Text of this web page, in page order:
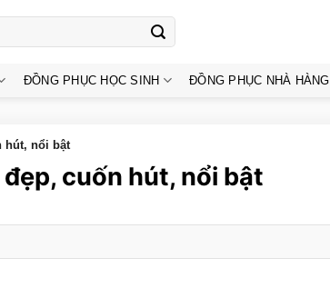
ĐỒNG PHỤC HỌC SINH ĐỒNG PHỤC NHÀ HÀNG
hút, nổi bật
cuốn hút, nổi bật